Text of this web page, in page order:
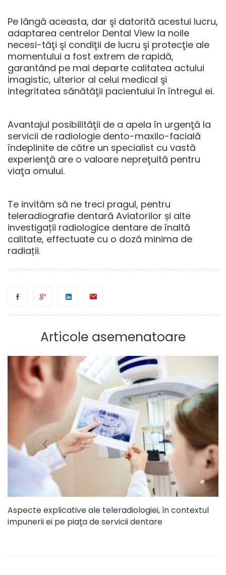
Pe lângă aceasta, dar şi datorită acestui lucru,
adaptarea centrelor Dental View la noile
necesi-tăţi şi condiţii de lucru şi protecţie ale
momentului a fost extrem de rapidă,
garantând pe mai departe calitatea actului
imagistic, ulterior al celui medical şi
integritatea sănătăţii pacientului în întregul ei.
Avantajul posibilităţii de a apela în urgenţă la
servicii de radiologie dento-maxilo-facială
îndeplinite de către un specialist cu vastă
experienţă are o valoare nepreţuită pentru
viaţa omului.
Te invităm să ne treci pragul, pentru
teleradiografie dentară Aviatorilor și alte
investigații radiologice dentare de înaltă
calitate, effectuate cu o doză minima de
radiații.
Articole asemenatoare
Aspecte explicative ale teleradiologiei, în contextul
impunerii ei pe piaţa de servicii dentare